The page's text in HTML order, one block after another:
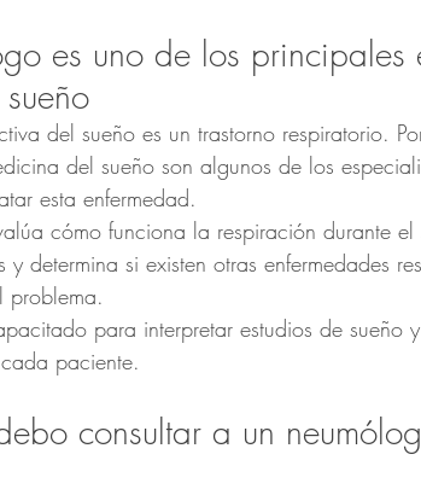
es uno de los principales
del sueño es un trastorno respiratorio.
del sueño son algunos de los
esta enfermedad.
cómo funciona la respiración durante
y determina si existen otras enfermedades
problema.
para interpretar estudios de sueño
paciente.
consultar a un